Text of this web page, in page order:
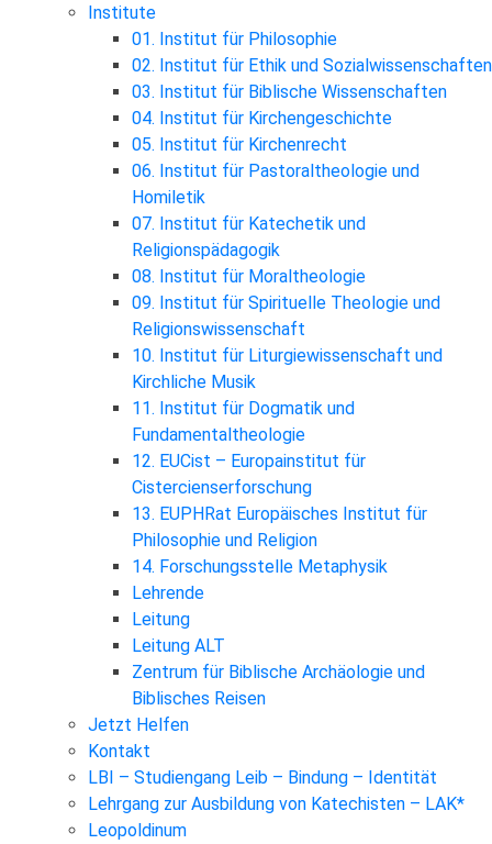
Institute
01. Institut für Philosophie
02. Institut für Ethik und Sozialwissenschaften
03. Institut für Biblische Wissenschaften
04. Institut für Kirchengeschichte
05. Institut für Kirchenrecht
06. Institut für Pastoraltheologie und
Homiletik
07. Institut für Katechetik und
Religionspädagogik
08. Institut für Moraltheologie
09. Institut für Spirituelle Theologie und
Religionswissenschaft
10. Institut für Liturgiewissenschaft und
Kirchliche Musik
11. Institut für Dogmatik und
Fundamentaltheologie
12. EUCist – Europainstitut für
Cistercienserforschung
13. EUPHRat Europäisches Institut für
Philosophie und Religion
14. Forschungsstelle Metaphysik
Lehrende
Leitung
Leitung ALT
Zentrum für Biblische Archäologie und
Biblisches Reisen
Jetzt Helfen
Kontakt
LBI – Studiengang Leib – Bindung – Identität
Lehrgang zur Ausbildung von Katechisten – LAK*
Leopoldinum